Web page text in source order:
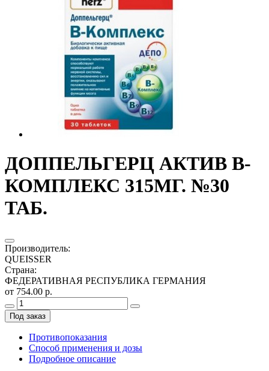
ДОППЕЛЬГЕРЦ АКТИВ В-
КОМПЛЕКС 315МГ. №30
ТАБ.
Производитель:
QUEISSER
Страна:
ФЕДЕРАТИВНАЯ РЕСПУБЛИКА ГЕРМАНИЯ
от 754.00 р.
Под заказ
Противопоказания
Способ применения и дозы
Подробное описание